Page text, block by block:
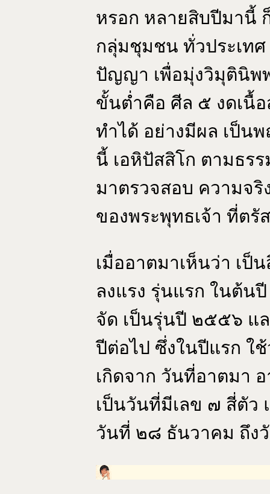
หรอก หลายสิบปีมานี้
กลุ่มชุมชน ทั่วประเท
ปัญญา เพื่อมุ่งวิมุตินิพ
ขั้นต่ำคือ ศีล ๕ งดเนื้
ทำได้ อย่างมีผล เป็น
นี้ เอหิปัสสิโก ตามธร
มาตรวจสอบ ความจริ
ของพระพุทธเจ้า ที่ตรั
เมื่ออาตมาเห็นว่า เป็
ลงแรง รุ่นแรก ในต้น
จัด เป็นรุ่นปี ๒๕๕๖ แ
ปีต่อไป ซึ่งในปีแรก ใ
เกิดจาก วันที่อาตมา
เป็นวันที่มีเลข ๗ สี่ตัว
วันที่ ๒๘ ธันวาคม ถึง